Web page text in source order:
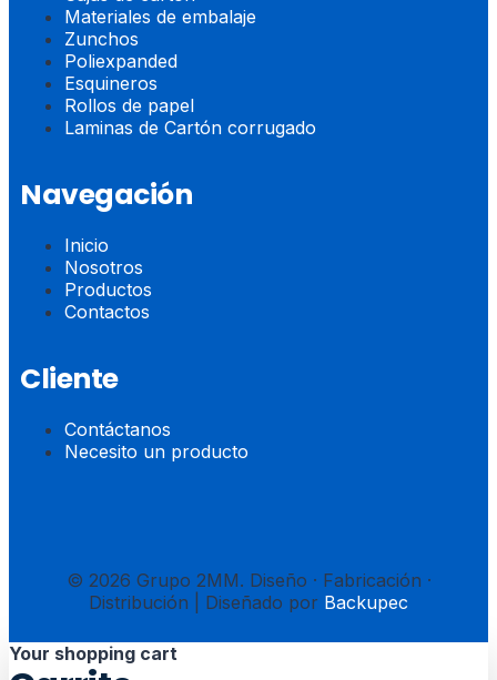
Materiales de embalaje
Zunchos
Poliexpanded
Esquineros
Rollos de papel
Laminas de Cartón corrugado
Navegación
Inicio
Nosotros
Productos
Contactos
Cliente
Contáctanos
Necesito un producto
© 2026 Grupo 2MM. Diseño · Fabricación ·
Distribución | Diseñado por Backupec
Your shopping cart